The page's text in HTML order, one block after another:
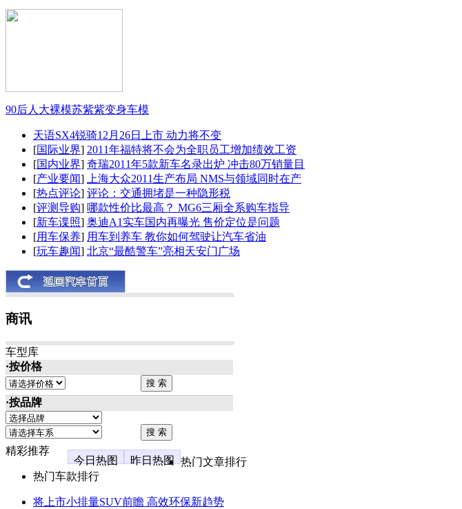
90后人大裸模苏紫紫变身车模
天语SX4锐骑12月26日上市 动力将不变
[国际业界] 2011年福特将不会为全职员工增加绩效工资
[国内业界] 奇瑞2011年5款新车名录出炉 冲击80万销量目
[产业要闻]
上海大众2011生产布局 NMS与领域同时在产
[热点评论] 评论：交通拥堵是一种隐形税
[评测导购] 哪款性价比最高？ MG6三厢全系购车指导
[新车谍照] 奥迪A1实车国内再曝光 售价定位是问题
[用车保养] 用车到养车 教你如何驾驶让汽车省油
[玩车趣闻] 北京“最酷警车”亮相天安门广场
商讯
车型库
·按价格
·按品牌
精彩推荐
今日热图
昨日热图
热门文章排行
热门车款排行
将上市小排量SUV前瞻 高效环保新趋势